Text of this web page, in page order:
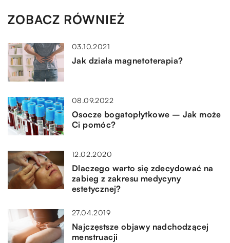
ZOBACZ RÓWNIEŻ
03.10.2021
Jak działa magnetoterapia?
08.09.2022
Osocze bogatopłytkowe – Jak może
Ci pomóc?
12.02.2020
Dlaczego warto się zdecydować na
zabieg z zakresu medycyny
estetycznej?
27.04.2019
Najczęstsze objawy nadchodzącej
menstruacji